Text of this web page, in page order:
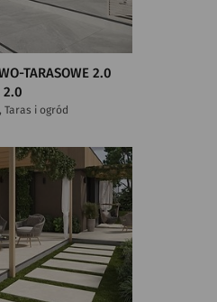
TARASOWE 2.0
2.0
Taras i ogród